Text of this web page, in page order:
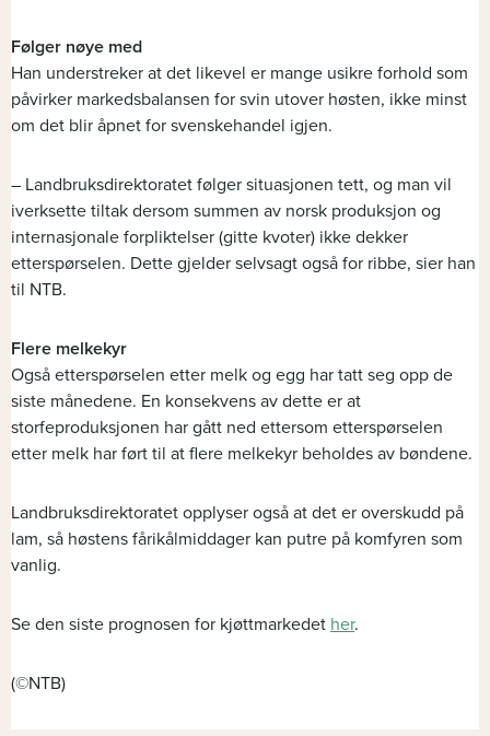
Følger nøye med
Han understreker at det likevel er mange usikre forhold som
påvirker markedsbalansen for svin utover høsten, ikke minst
om det blir åpnet for svenskehandel igjen.
– Landbruksdirektoratet følger situasjonen tett, og man vil
iverksette tiltak dersom summen av norsk produksjon og
internasjonale forpliktelser (gitte kvoter) ikke dekker
etterspørselen. Dette gjelder selvsagt også for ribbe, sier han
til NTB.
Flere melkekyr
Også etterspørselen etter melk og egg har tatt seg opp de
siste månedene. En konsekvens av dette er at
storfeproduksjonen har gått ned ettersom etterspørselen
etter melk har ført til at flere melkekyr beholdes av bøndene.
Landbruksdirektoratet opplyser også at det er overskudd på
lam, så høstens fårikålmiddager kan putre på komfyren som
vanlig.
Se den siste prognosen for kjøttmarkedet her.
(©NTB)